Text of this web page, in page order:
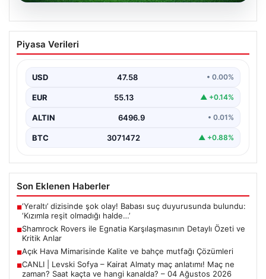
Shamrock Rovers ile Egnatia
Karşılaşmasının Detaylı Özeti ve Kritik
İrlanda temsilcisi Shamrock Rovers, Avrupa kupaları
bir…
Piyasa Verileri
USD 47.58 • 0.00%
EUR 55.13 ▲ +0.14%
ALTIN 6496.9 • 0.01%
BTC 3071472 ▲ +0.88%
Son Eklenen Haberler
■‘Yeraltı’ dizisinde şok olay! Babası suç duyurusunda bulundu:
‘Kızımla reşit olmadığı halde…’
■Shamrock Rovers ile Egnatia Karşılaşmasının Detaylı Özeti ve
Kritik Anlar
■Açık Hava Mimarisinde Kalite ve bahçe mutfağı Çözümleri
■CANLI | Levski Sofya – Kairat Almaty maç anlatımı! Maç ne
zaman? Saat kaçta ve hangi kanalda? – 04 Ağustos 2026